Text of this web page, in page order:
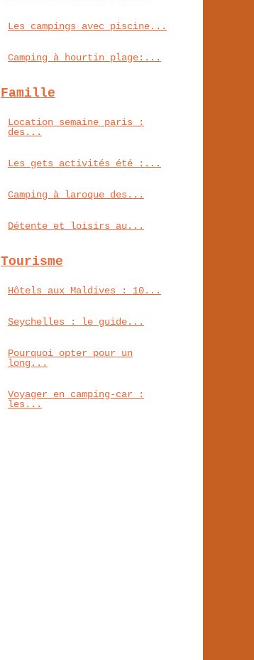
Les campings avec piscine...
Camping à hourtin plage:...
Famille
Location semaine paris :
des...
Les gets activités été :...
Camping à laroque des...
Détente et loisirs au...
Tourisme
Hôtels aux Maldives : 10...
Seychelles : le guide...
Pourquoi opter pour un
long...
Voyager en camping-car :
les...